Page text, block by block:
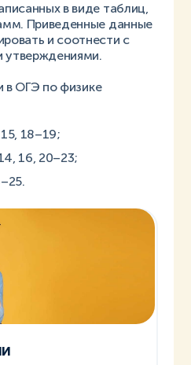
в виде таблиц,
Приведенные данные
и соотнести с
утверждениями.
в ОГЭ по физике
18–19;
16, 20–23;